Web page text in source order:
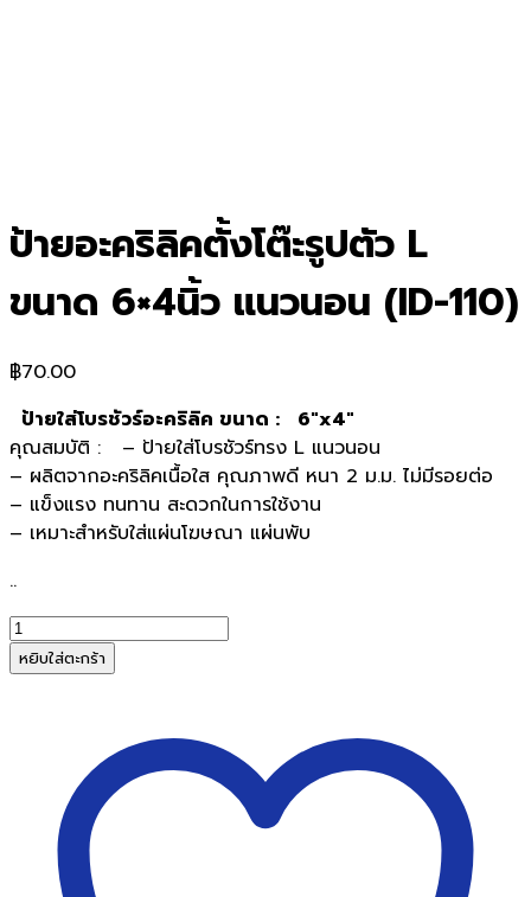
ป้ายอะคริลิคตั้งโต๊ะรูปตัว L
ขนาด 6×4นิ้ว แนวนอน (ID-110)
฿70.00
ป้ายใส่โบรชัวร์อะคริลิค ขนาด : 6″x4″
คุณสมบัติ : – ป้ายใส่โบรชัวร์ทรง L แนวนอน
– ผลิตจากอะคริลิคเนื้อใส คุณภาพดี หนา 2 ม.ม. ไม่มีรอยต่อ
– แข็งแรง ทนทาน สะดวกในการใช้งาน
– เหมาะสำหรับใส่แผ่นโฆษณา แผ่นพับ
..
จำนวน
ป้า
ยอะค
หยิบใส่ตะกร้า